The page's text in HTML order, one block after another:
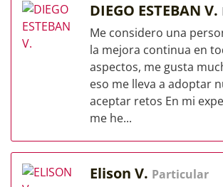
DIEGO ESTEBAN V.
Me considero una
la mejora continua en
aspectos, me gusta
eso me lleva a adoptar
aceptar retos En mi
me he...
Elison V. Particular